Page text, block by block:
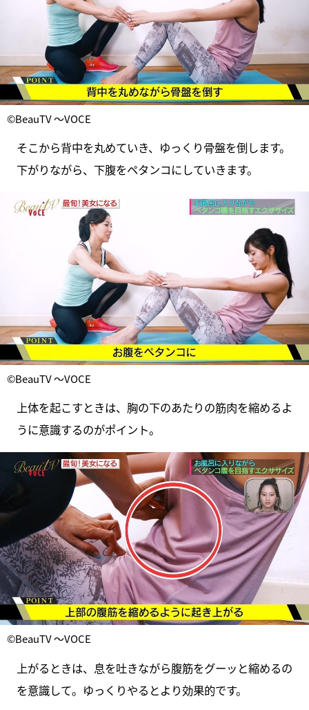
©BeauTV ～VOCE
そこから背中を丸めていき、ゆっくり骨盤を倒します。
下がりながら、下腹をペタンコにしていきます。
©BeauTV ～VOCE
上体を起こすときは、胸の下のあたりの筋肉を縮めるよ
うに意識するのがポイント。
©BeauTV ～VOCE
上がるときは、息を吐きながら腹筋をグーッと縮めるの
を意識して。ゆっくりやるとより効果的です。